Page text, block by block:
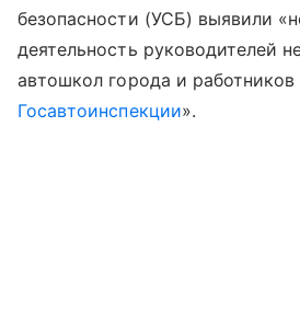
безопасности (УСБ) выявили
деятельность руководителей
автошкол города и
Госавтоинспекции».